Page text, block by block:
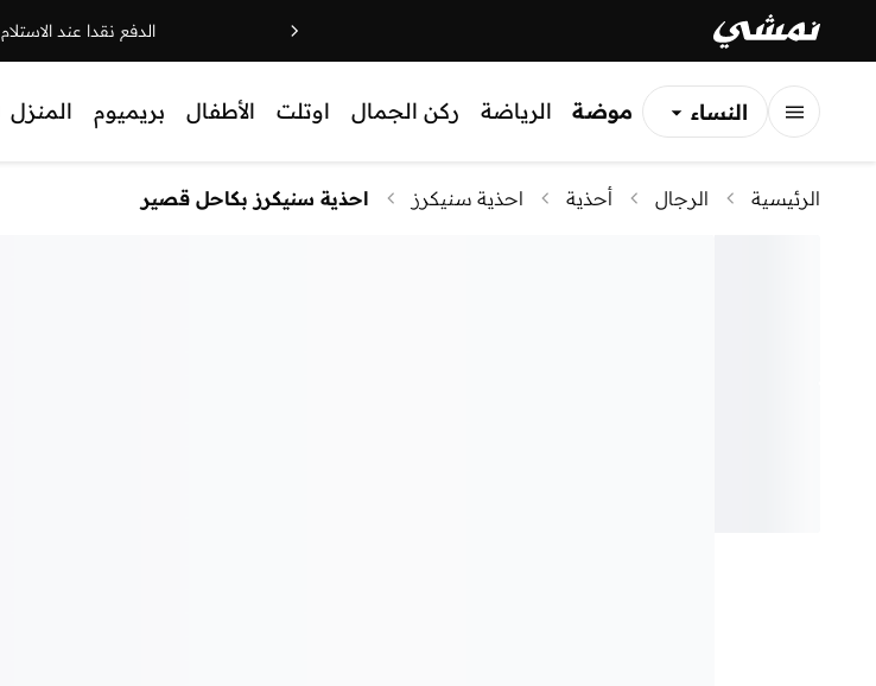
الدفع نقدا عند الاستلام
النساء
الأطفال
موضة الرياضة ركن الجمال اوتلت الأطفال بريميوم المنزل
الرئيسية الرجال أحذية احذية سنيكرز احذية سنيكرز بكاحل قصير